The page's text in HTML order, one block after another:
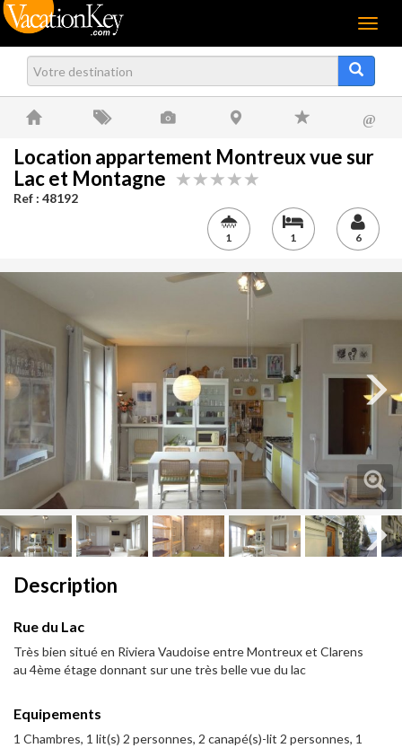
Menu
@
Location appartement Montreux vue sur
Lac et Montagne
Ref : 48192
1 1 6
Next
Description
Rue du Lac
Très bien situé en Riviera Vaudoise entre Montreux et Clarens
au 4ème étage donnant sur une très belle vue du lac
Equipements
1 Chambres, 1 lit(s) 2 personnes, 2 canapé(s)-lit 2 personnes, 1